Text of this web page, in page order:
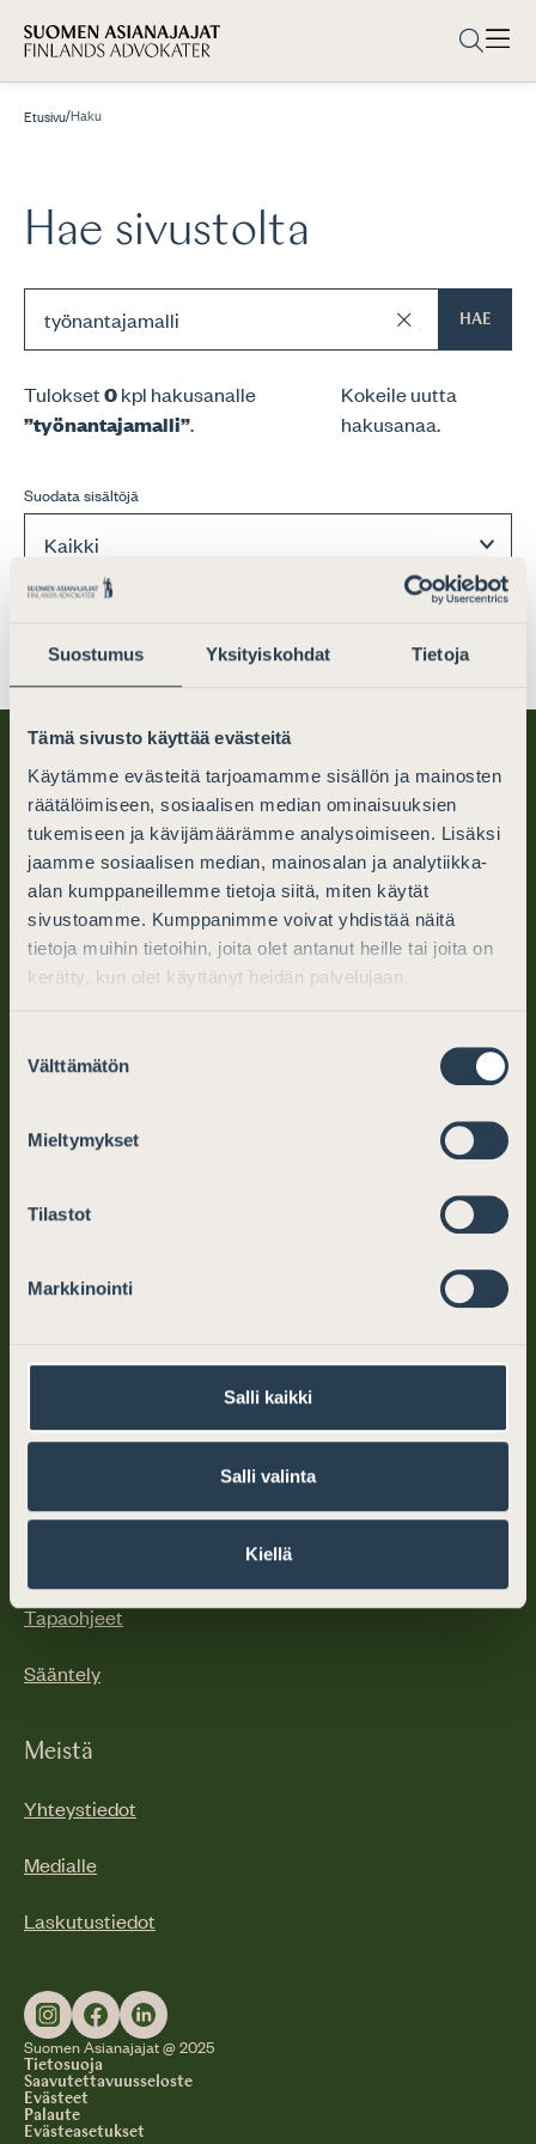
Suostumus Yksityiskohdat Tietoja
Tämä sivusto käyttää evästeitä
Käytämme evästeitä tarjoamamme sisällön ja mainosten
räätälöimiseen, sosiaalisen median ominaisuuksien
tukemiseen ja kävijämäärämme analysoimiseen. Lisäksi
jaamme sosiaalisen median, mainosalan ja analytiikka-
alan kumppaneillemme tietoja siitä, miten käytät
sivustoamme. Kumppanimme voivat yhdistää näitä
tietoja muihin tietoihin, joita olet antanut heille tai joita on
kerätty, kun olet käyttänyt heidän palvelujaan.
valinta
Välttämätön
Mieltymykset
Tilastot
Markkinointi
Salli kaikki
Salli valinta
Kiellä
Etusivu/Haku
Hae sivustolta
HAE
Tulokset0kpl hakusanalle
”työnantajamalli”.
Kokeile uutta
hakusanaa.
Suodata sisältöjä
Suomen Asianajajat
PL 194 (Mikonkatu 25)
puh. (09) 6866 120
Mistä löydän asianajajan
Maksuton asianajajapäivystys
Asianajajalle
Tapaohjeet
Sääntely
Meistä
Yhteystiedot
Medialle
Laskutustiedot
Suomen Asianajajat @ 2025
Tietosuoja
Saavutettavuusseloste
Evästeet
Palaute
Evästeasetukset